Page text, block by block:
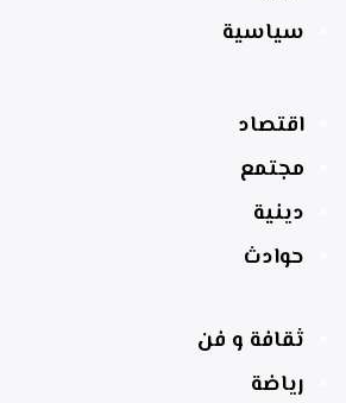
سياسية
اقتصاد
مجتمع
دينية
حوادث
ثقافة و فن
رياضة